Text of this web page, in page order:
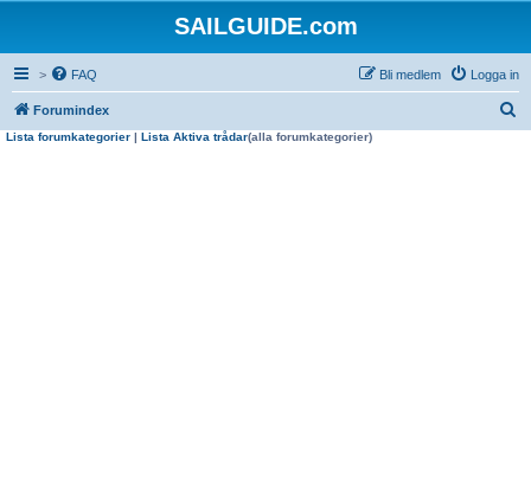
SAILGUIDE.com
> FAQ Logga in
Bli medlem
Forumindex
Lista forumkategorier | Lista Aktiva trådar(alla forumkategorier)